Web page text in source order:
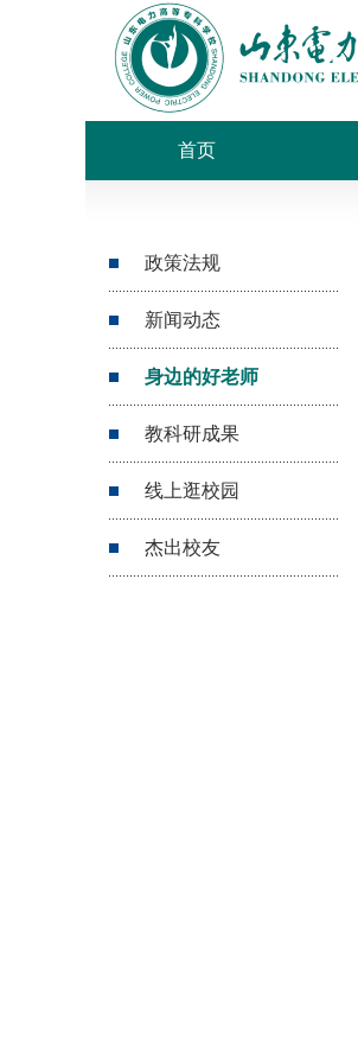
首页
政策法规
新闻动态
身边的好老师
教科研成果
线上逛校园
杰出校友